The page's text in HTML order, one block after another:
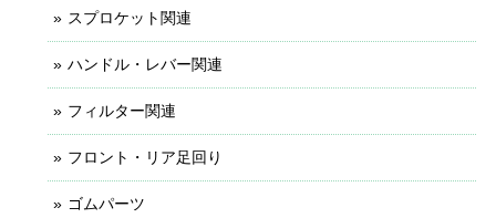
スプロケット関連
ハンドル・レバー関連
フィルター関連
フロント・リア足回り
ゴムパーツ